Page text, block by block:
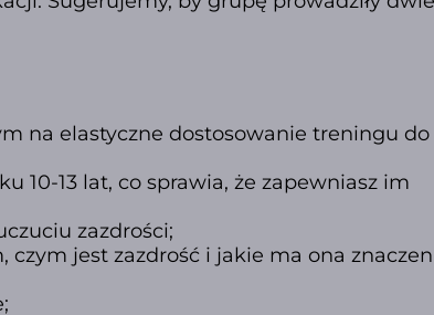
na elastyczne dostosowanie treningu do
10-13 lat, co sprawia, że zapewniasz im
zazdrości;
jest zazdrość i jakie ma ona